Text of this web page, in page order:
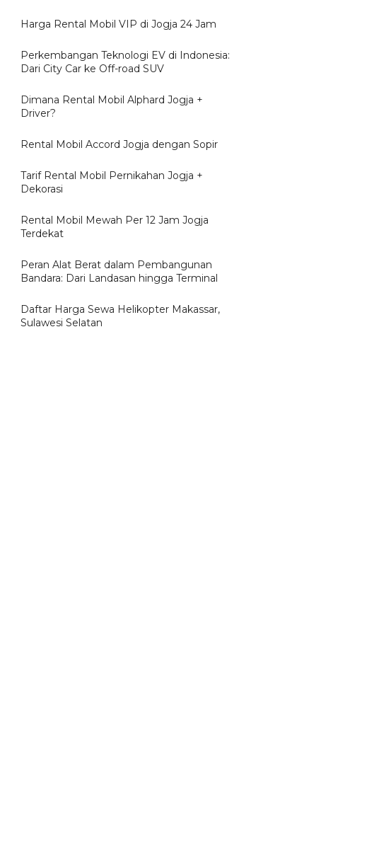
Harga Rental Mobil VIP di Jogja 24 Jam
Perkembangan Teknologi EV di Indonesia:
Dari City Car ke Off-road SUV
Dimana Rental Mobil Alphard Jogja +
Driver?
Rental Mobil Accord Jogja dengan Sopir
Tarif Rental Mobil Pernikahan Jogja +
Dekorasi
Rental Mobil Mewah Per 12 Jam Jogja
Terdekat
Peran Alat Berat dalam Pembangunan
Bandara: Dari Landasan hingga Terminal
Daftar Harga Sewa Helikopter Makassar,
Sulawesi Selatan